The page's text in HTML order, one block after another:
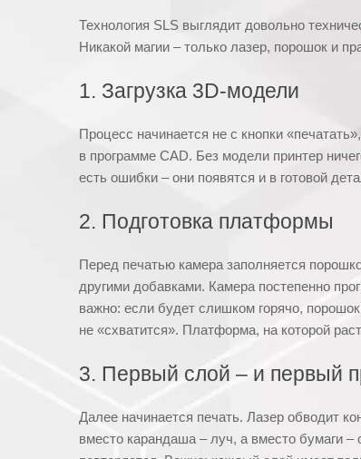
Технология SLS выглядит довольно
Никакой магии – только лазер, порошок и
1. Загрузка 3D-модели
Процесс начинается не с кнопки
в программе CAD. Без модели принтер
есть ошибки – они появятся и в готовой
2. Подготовка платформы
Перед печатью камера заполняется
другими добавками. Камера постепенно
важно: если будет слишком горячо,
не «схватится». Платформа, на которой
3. Первый слой – и первый
Далее начинается печать. Лазер обводит
вместо карандаша – луч, а вместо бумаги